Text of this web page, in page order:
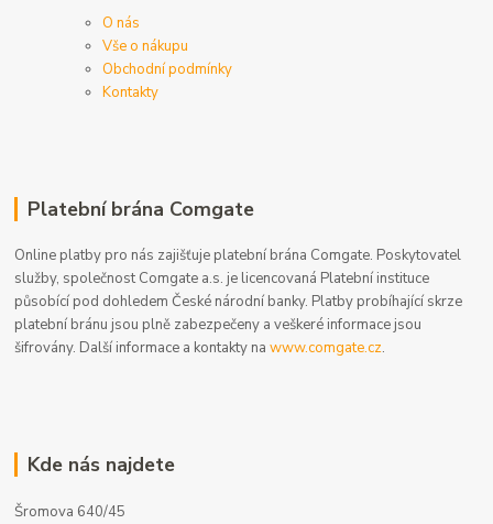
O nás
Vše o nákupu
Obchodní podmínky
Kontakty
Platební brána Comgate
Online platby pro nás zajišťuje platební brána Comgate. Poskytovatel
služby, společnost Comgate a.s. je licencovaná Platební instituce
působící pod dohledem České národní banky. Platby probíhající skrze
platební bránu jsou plně zabezpečeny a veškeré informace jsou
šifrovány. Další informace a kontakty nawww.comgate.cz.
Kde nás najdete
Šromova 640/45